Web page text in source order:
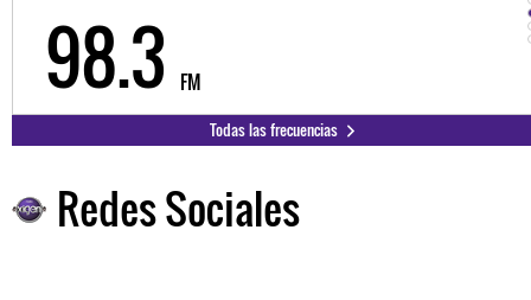
98.3 FM
Todas las frecuencias
Redes Sociales